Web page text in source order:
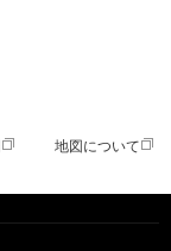
地図について